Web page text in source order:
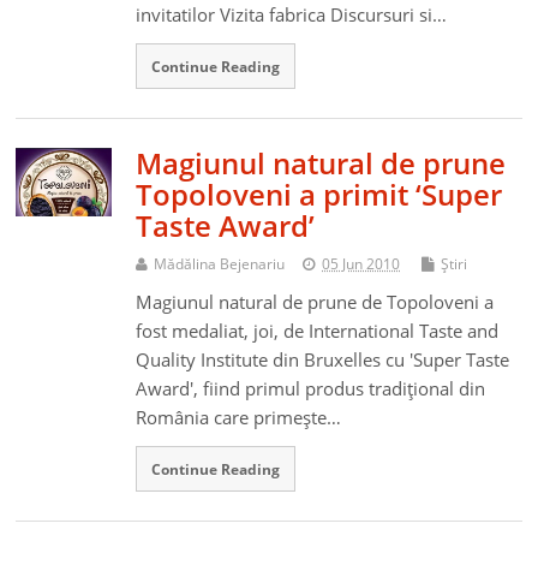
invitatilor Vizita fabrica Discursuri si…
Continue Reading
Magiunul natural de prune
Topoloveni a primit ‘Super
Taste Award’
Mădălina Bejenariu 05 Jun 2010 Ştiri
Magiunul natural de prune de Topoloveni a
fost medaliat, joi, de International Taste and
Quality Institute din Bruxelles cu 'Super Taste
Award', fiind primul produs tradiţional din
România care primeşte…
Continue Reading